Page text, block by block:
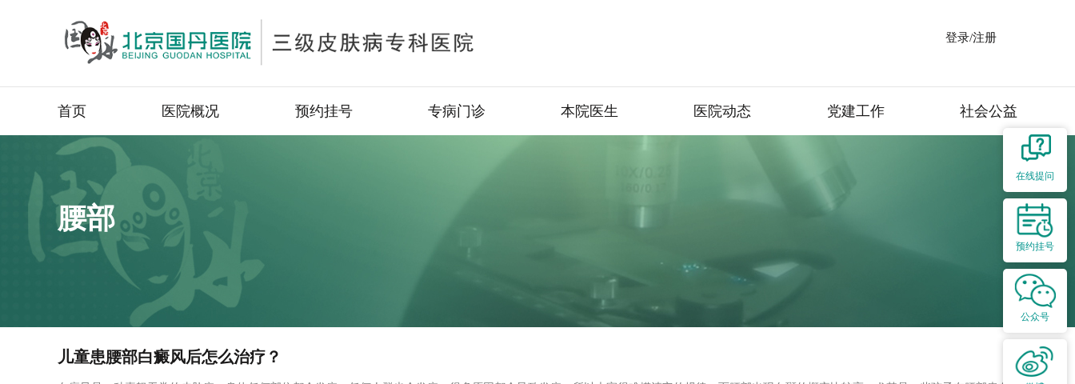
登录/注册
首页 医院概况 预约挂号 专病门诊 本院医生 医院动态 党建工作 社会公益
腰部
儿童患腰部白癜风后怎么治疗？
在线提问
预约挂号
公众号